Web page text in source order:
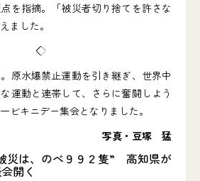
を指摘。「被災者切り捨てを許さな
ました。
◇
原水爆禁止運動を引き継ぎ、世界中
運動と連帯して、さらに奮闘しよう
ビキニデー集会となりました。
写真・豆塚 猛
災は、のべ９９２隻” 高知県が
開く